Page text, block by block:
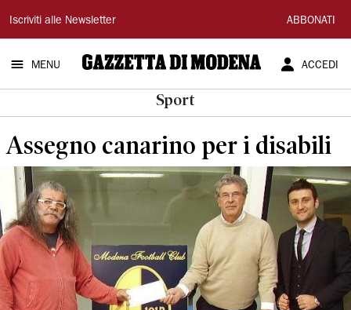
Gazzetta
di
Modena
Iscriviti alle Newsletter ABBONATI
MENU ACCEDI
Sport
Assegno canarino per i disabili